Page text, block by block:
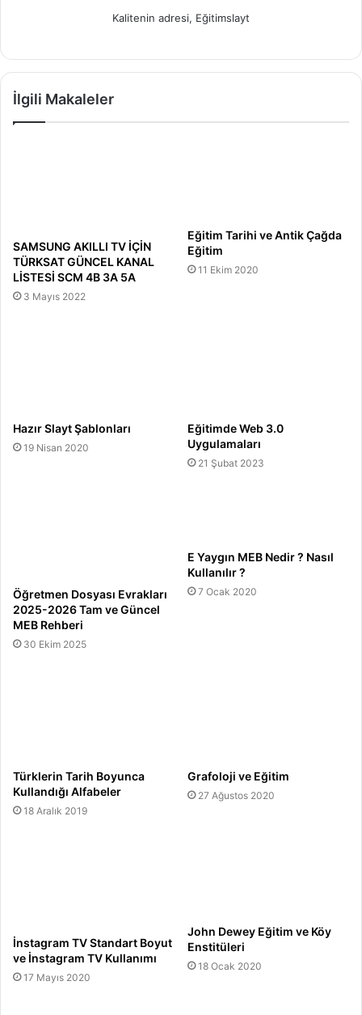
Kalitenin adresi, Eğitimslayt
İlgili Makaleler
SAMSUNG AKILLI TV İÇİN
TÜRKSAT GÜNCEL KANAL
LİSTESİ SCM 4B 3A 5A
3 Mayıs 2022
Eğitim Tarihi ve Antik Çağda
Eğitim
11 Ekim 2020
Hazır Slayt Şablonları
19 Nisan 2020
Eğitimde Web 3.0
Uygulamaları
21 Şubat 2023
Öğretmen Dosyası Evrakları
2025-2026 Tam ve Güncel
MEB Rehberi
30 Ekim 2025
E Yaygın MEB Nedir ? Nasıl
Kullanılır ?
7 Ocak 2020
Türklerin Tarih Boyunca
Kullandığı Alfabeler
18 Aralık 2019
Grafoloji ve Eğitim
27 Ağustos 2020
İnstagram TV Standart Boyut
ve İnstagram TV Kullanımı
17 Mayıs 2020
John Dewey Eğitim ve Köy
Enstitüleri
18 Ocak 2020